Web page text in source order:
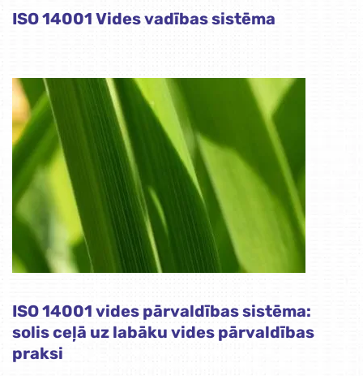
ISO 14001 Vides vadības sistēma
ISO 14001 vides pārvaldības sistēma:
solis ceļā uz labāku vides pārvaldības
praksi